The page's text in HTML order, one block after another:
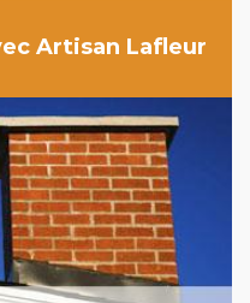
Artisan Lafleur